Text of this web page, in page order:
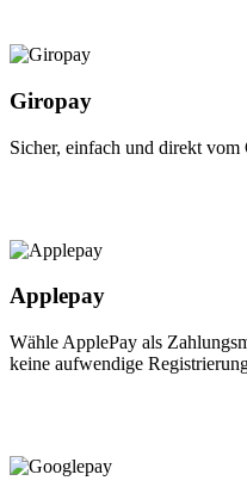
Giropay
Sicher, einfach und direkt vom
Applepay
Wähle ApplePay als
keine aufwendige